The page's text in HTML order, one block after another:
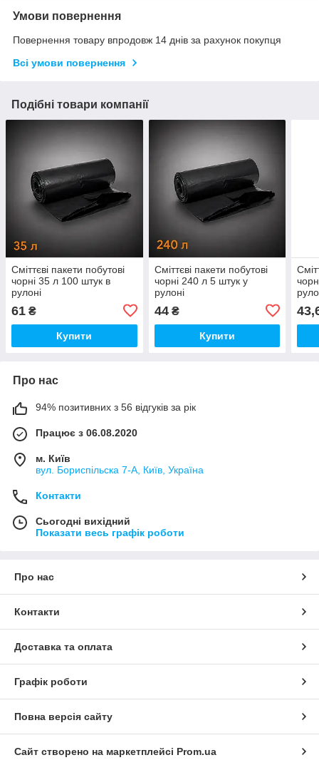
Умови повернення
Повернення товару впродовж 14 днів за рахунок покупця
Всі умови повернення
Подібні товари компанії
Сміттєві пакети побутові
чорні 35 л 100 штук в
рулоні
61 ₴
Купити
Сміттєві пакети побутові
чорні 240 л 5 штук у
рулоні
44₴
Купити
Про нас
94% позитивних з 56 відгуків за рік
Працює з 06.08.2020
м. Київ
вул. Бориспільска 7-А, Київ, Україна
Контакти
Сьогодні вихідний
Показати весь графік роботи
Про нас
Контакти
Доставка та оплата
Графік роботи
Повна версія сайту
Сайт створено на маркетплейсі Prom.ua